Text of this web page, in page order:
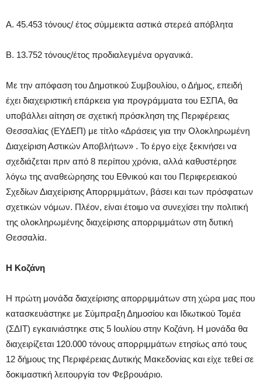
Α. 45.453 τόνους/ έτος σύμμεικτα αστικά στερεά απόβλητα
Β. 13.752 τόνους/έτος προδιαλεγμένα οργανικά.
Με την απόφαση του Δημοτικού Συμβουλίου, ο Δήμος, επειδή
έχει διαχειριστική επάρκεια για προγράμματα του ΕΣΠΑ, θα
υποβάλλει αίτηση σε σχετική πρόσκληση της Περιφέρειας
Θεσσαλίας (ΕΥΔΕΠ) με τίτλο «Δράσεις για την Ολοκληρωμένη
Διαχείριση Αστικών Αποβλήτων» . Το έργο είχε ξεκινήσει να
σχεδιάζεται πριν από 8 περίπου χρόνια, αλλά καθυστέρησε
λόγω της αναθεώρησης του Εθνικού και του Περιφερειακού
Σχεδίων Διαχείρισης Απορριμμάτων, βάσει και των πρόσφατων
σχετικών νόμων. Πλέον, είναι έτοιμο να συνεχίσει την πολιτική
της ολοκληρωμένης διαχείρισης απορριμμάτων στη δυτική
Θεσσαλία.
Η Κοζάνη
Η πρώτη μονάδα διαχείρισης απορριμμάτων στη χώρα μας που
κατασκευάστηκε με Σύμπραξη Δημοσίου και Ιδιωτικού Τομέα
(ΣΔΙΤ) εγκαινιάστηκε στις 5 Ιουλίου στην Κοζάνη. Η μονάδα θα
διαχειρίζεται 120.000 τόνους απορριμμάτων ετησίως από τους
12 δήμους της Περιφέρειας Δυτικής Μακεδονίας και είχε τεθεί σε
δοκιμαστική λειτουργία τον Φεβρουάριο.